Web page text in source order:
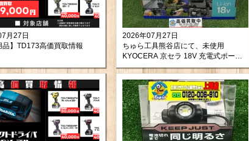
月27日
品】TD173高価買取情報
2026年07月27日
ちゅら工具熊谷店にて、未使用
KYOCERA 京セラ 18V 充電式ポータ
ブルウォッシャー BPW-1800L1 をお